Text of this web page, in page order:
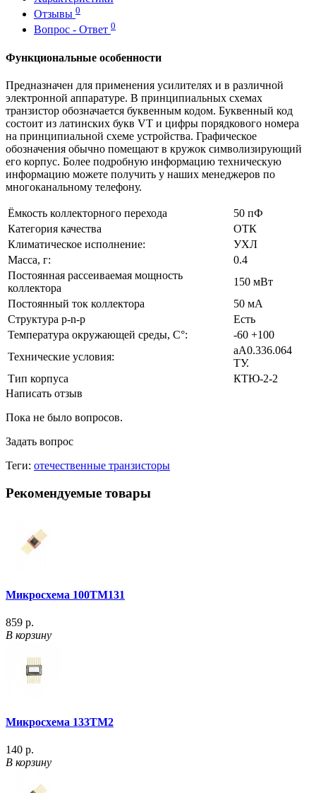
Отзывы 0
Вопрос - Ответ 0
Функциональные особенности
Предназначен для применения усилителях и в различной
электронной аппаратуре. В принципиальных схемах
транзистор обозначается буквенным кодом. Буквенный код
состоит из латинских букв VT и цифры порядкового номера
на принципиальной схеме устройства. Графическое
обозначения обычно помещают в кружок символизирующий
его корпус. Более подробную информацию техническую
информацию можете получить у наших менеджеров по
многоканальному телефону.
Ёмкость коллекторного перехода
50 пФ
Категория качества
ОТК
Климатическое исполнение:
УХЛ
Масса, г:
0.4
Постоянная рассеиваемая мощность
коллектора
150 мВт
Постоянный ток коллектора
50 мА
Структура p-n-p
Есть
Температура окружающей среды, С°:
-60 +100
Технические условия:
аА0.336.064
ТУ.
Тип корпуса
КТЮ-2-2
Написать отзыв
Пока не было вопросов.
Задать вопрос
Теги: отечественные транзисторы
Рекомендуемые товары
Микросхема 100ТМ131
859 р.
В корзину
Микросхема 133ТМ2
140 р.
В корзину